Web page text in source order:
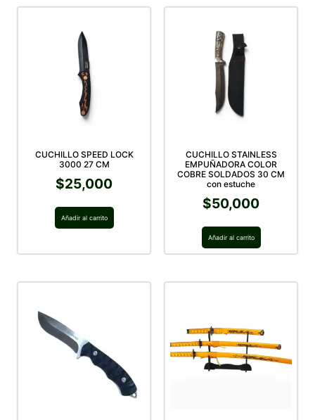
CUCHILLO SPEED LOCK
3000 27 CM
$25,000
Añadir al carrito
CUCHILLO STAINLESS
EMPUÑADORA COLOR
COBRE SOLDADOS 30 CM
con estuche
$50,000
Añadir al carrito